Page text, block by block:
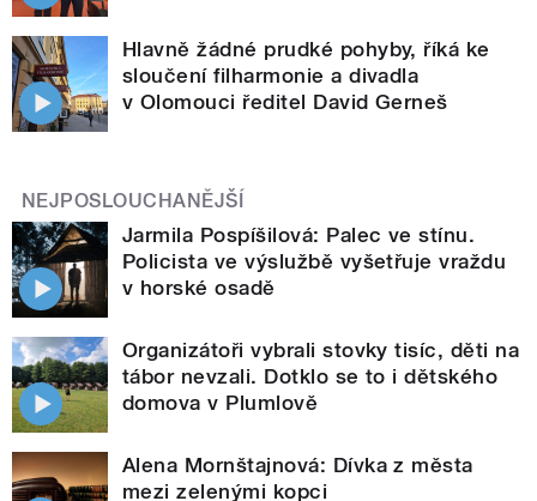
Hlavně žádné prudké pohyby, říká ke
sloučení filharmonie a divadla
v Olomouci ředitel David Gerneš
NEJPOSLOUCHANĚJŠÍ
Jarmila Pospíšilová: Palec ve stínu.
Policista ve výslužbě vyšetřuje vraždu
v horské osadě
Organizátoři vybrali stovky tisíc, děti na
tábor nevzali. Dotklo se to i dětského
domova v Plumlově
Alena Mornštajnová: Dívka z města
mezi zelenými kopci